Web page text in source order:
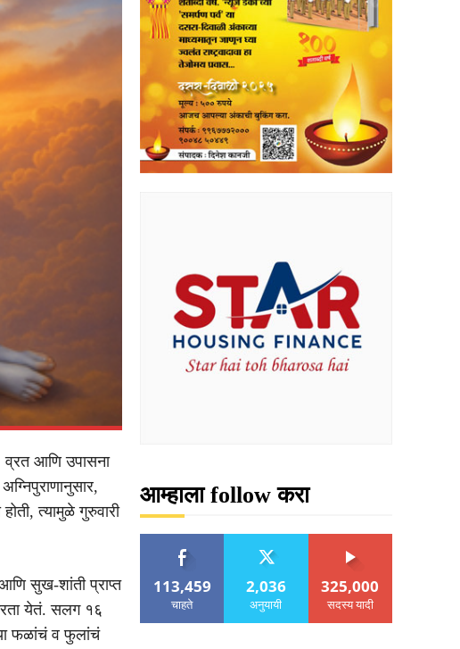
व्रत आणि उपासना
त्यामुळे गुरुवारी
सुख-शांती प्राप्त
येतं. सलग १६
फळांचं व फुलांचं
आम्हाला follow करा
113,459
चाहते
2,036
अनुयायी
325,000
सदस्य यादी